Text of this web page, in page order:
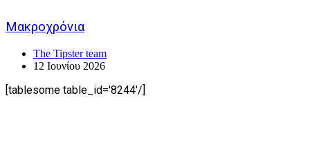
Μακροχρόνια
The Tipster team
12 Ιουνίου 2026
[tablesome table_id='8244'/]